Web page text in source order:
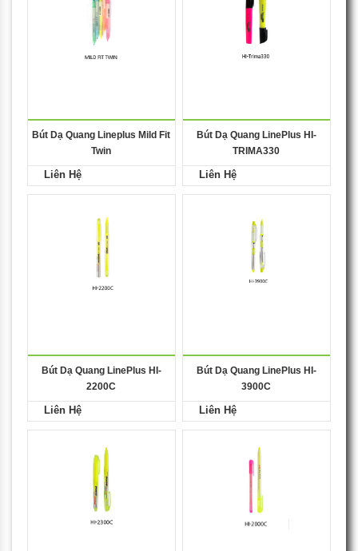
Bút Dạ Quang Lineplus Mild Fit
Twin
Liên Hệ
Bút Dạ Quang LinePlus HI-
TRIMA330
Liên Hệ
Bút Dạ Quang LinePlus HI-
2200C
Liên Hệ
Bút Dạ Quang LinePlus HI-
3900C
Liên Hệ